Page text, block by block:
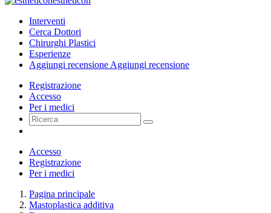
Interventi
Cerca Dottori
Chirurghi Plastici
Esperienze
Aggiungi recensione Aggiungi recensione
Registrazione
Accesso
Per i medici
Accesso
Registrazione
Per i medici
Pagina principale
Mastoplastica additiva